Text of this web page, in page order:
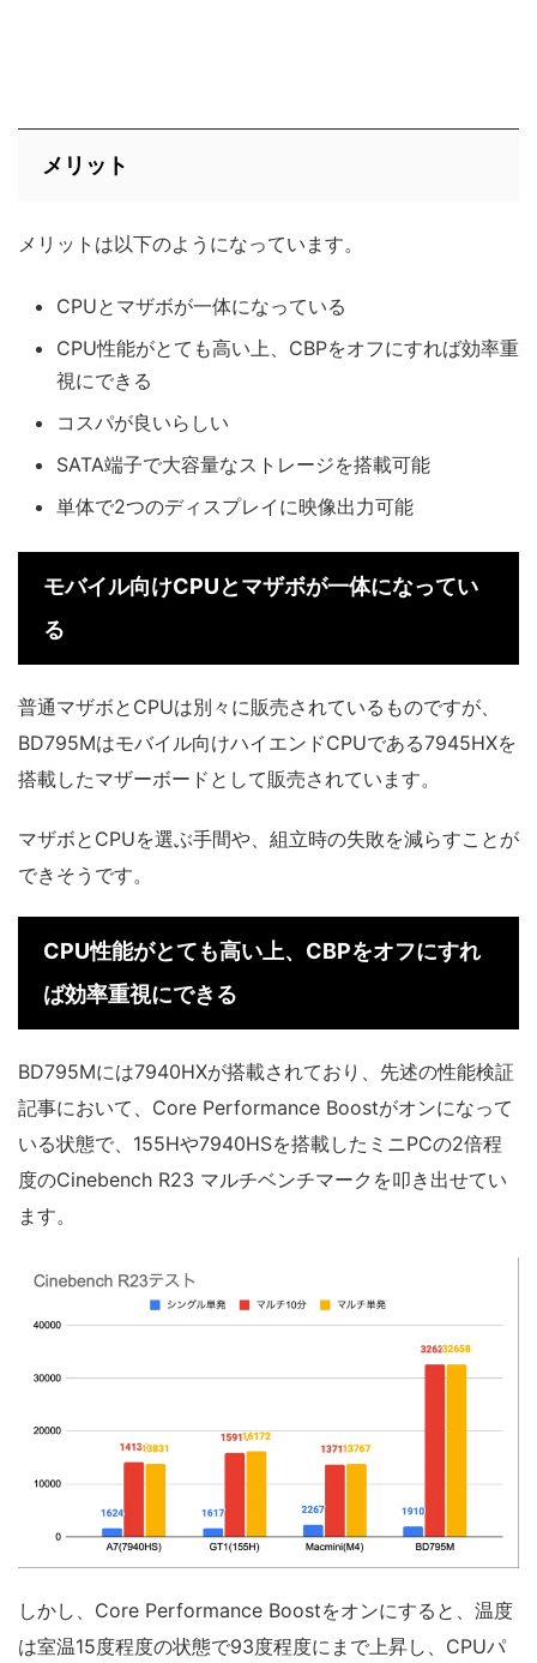
メリット
メリットは以下のようになっています。
CPUとマザボが一体になっている
CPU性能がとても高い上、CBPをオフにすれば効率重
視にできる
コスパが良いらしい
SATA端子で大容量なストレージを搭載可能
単体で2つのディスプレイに映像出力可能
モバイル向けCPUとマザボが一体になってい
る
普通マザボとCPUは別々に販売されているものですが、
BD795Mはモバイル向けハイエンドCPUである7945HXを
搭載したマザーボードとして販売されています。
マザボとCPUを選ぶ手間や、組立時の失敗を減らすことが
できそうです。
CPU性能がとても高い上、CBPをオフにすれ
ば効率重視にできる
BD795Mには7940HXが搭載されており、先述の性能検証
記事において、Core Performance Boostがオンになって
いる状態で、155Hや7940HSを搭載したミニPCの2倍程
度のCinebench R23 マルチベンチマークを叩き出せてい
ます。
しかし、Core Performance Boostをオンにすると、温度
は室温15度程度の状態で93度程度にまで上昇し、CPUパ